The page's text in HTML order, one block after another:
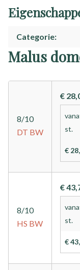
Categorie
Malus
8/10
DT BW
€
st.
€
8/10
HS BW
€
st.
€